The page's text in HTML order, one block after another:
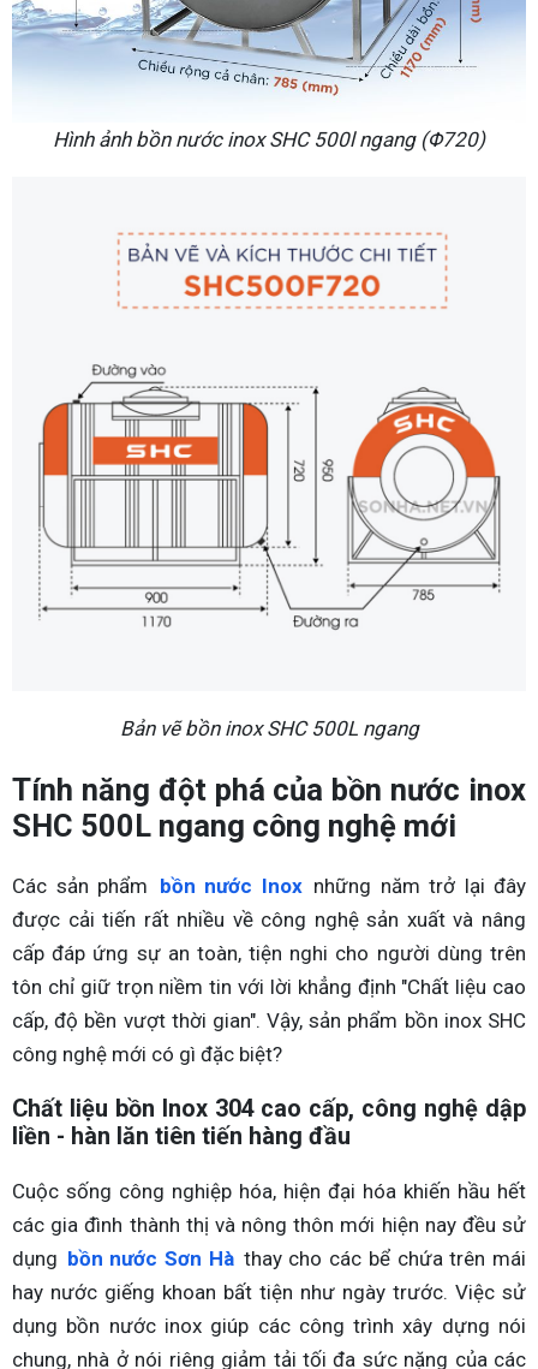
Hình ảnh bồn nước inox SHC 500l ngang (Φ720)
Bản vẽ bồn inox SHC 500L ngang
Tính năng đột phá của bồn nước inox
SHC 500L ngang công nghệ mới
Các sản phẩm bồn nước Inox những năm trở lại đây
được cải tiến rất nhiều về công nghệ sản xuất và nâng
cấp đáp ứng sự an toàn, tiện nghi cho người dùng trên
tôn chỉ giữ trọn niềm tin với lời khẳng định "Chất liệu cao
cấp, độ bền vượt thời gian". Vậy, sản phẩm bồn inox SHC
công nghệ mới có gì đặc biệt?
Chất liệu bồn Inox 304 cao cấp, công nghệ dập
liền - hàn lăn tiên tiến hàng đầu
Cuộc sống công nghiệp hóa, hiện đại hóa khiến hầu hết
các gia đình thành thị và nông thôn mới hiện nay đều sử
dụng bồn nước Sơn Hà thay cho các bể chứa trên mái
hay nước giếng khoan bất tiện như ngày trước. Việc sử
dụng bồn nước inox giúp các công trình xây dựng nói
chung, nhà ở nói riêng giảm tải tối đa sức nặng của các